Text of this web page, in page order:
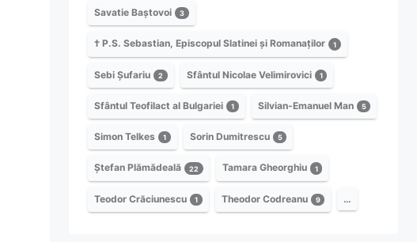
Savatie Baștovoi 3
† P.S. Sebastian, Episcopul Slatinei și Romanaților 1
Sebi Șufariu 2 Sfântul Nicolae Velimirovici 1
Sfântul Teofilact al Bulgariei 1 Silvian-Emanuel Man 5
Simon Telkes 1 Sorin Dumitrescu 5
Ștefan Plămădeală 22 Tamara Gheorghiu 1
Teodor Crăciunescu 1 Theodor Codreanu 9 …